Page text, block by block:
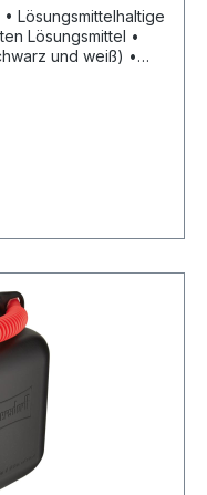
und weiß) •